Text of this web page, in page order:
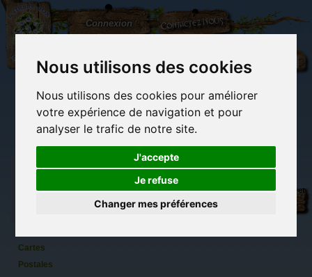
Nous utilisons des cookies
Nous utilisons des cookies pour améliorer
votre expérience de navigation et pour
analyser le trafic de notre site.
J'accepte
Je refuse
Changer mes préférences
L'Arbre
aux
100.000
Connexion Contactez-nous
(vide)
Librairie des
Carterie
originale
Activités
détente et jeux
Objets déco et
Cartes
Postales